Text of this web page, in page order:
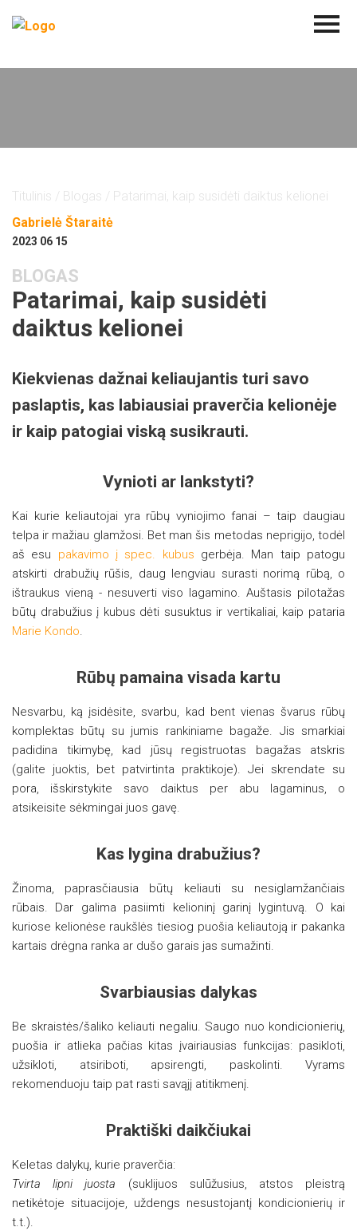
Titulinis / Blogas / Patarimai, kaip susidėti daiktus kelionei
Gabrielė Štaraitė
2023 06 15
BLOGAS
Patarimai, kaip susidėti
daiktus kelionei
Kiekvienas dažnai keliaujantis turi savo
paslaptis, kas labiausiai praverčia kelionėje
ir kaip patogiai viską susikrauti.
Vynioti ar lankstyti?
Kai kurie keliautojai yra rūbų vyniojimo fanai – taip daugiau
telpa ir mažiau glamžosi. Bet man šis metodas neprigijo, todėl
aš esu pakavimo į spec. kubus gerbėja. Man taip patogu
atskirti drabužių rūšis, daug lengviau surasti norimą rūbą, o
ištraukus vieną - nesuverti viso lagamino. Auštasis pilotažas
būtų drabužius į kubus dėti susuktus ir vertikaliai, kaip pataria
Marie Kondo.
Rūbų pamaina visada kartu
Nesvarbu, ką įsidėsite, svarbu, kad bent vienas švarus rūbų
komplektas būtų su jumis rankiniame bagaže. Jis smarkiai
padidina tikimybę, kad jūsų registruotas bagažas atskris
(galite juoktis, bet patvirtinta praktikoje). Jei skrendate su
pora, išskirstykite savo daiktus per abu lagaminus, o
atsikeisite sėkmingai juos gavę.
Kas lygina drabužius?
Žinoma, paprasčiausia būtų keliauti su nesiglamžančiais
rūbais. Dar galima pasiimti kelioninį garinį lygintuvą. O kai
kuriose kelionėse raukšlės tiesiog puošia keliautoją ir pakanka
kartais drėgna ranka ar dušo garais jas sumažinti.
Svarbiausias dalykas
Be skraistės/šaliko keliauti negaliu. Saugo nuo kondicionierių,
puošia ir atlieka pačias kitas įvairiausias funkcijas: pasikloti,
užsikloti, atsiriboti, apsirengti, paskolinti. Vyrams
rekomenduoju taip pat rasti savąjį atitikmenį.
Praktiški daikčiukai
Keletas dalykų, kurie praverčia:
Tvirta lipni juosta (suklijuos sulūžusius, atstos pleistrą
netikėtoje situacijoje, uždengs nesustojantį kondicionierių ir
t.t.).